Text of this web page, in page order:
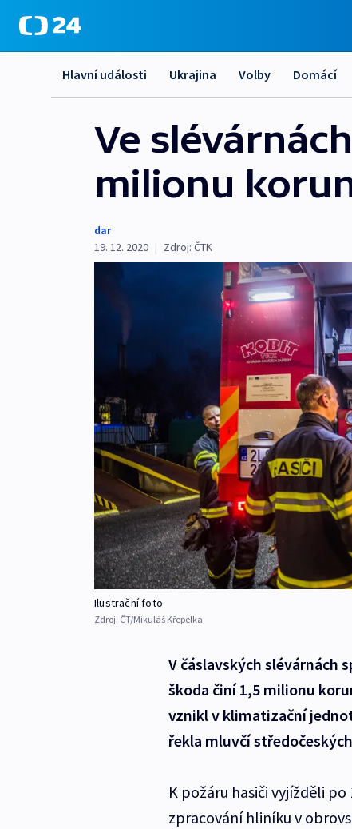
Hlavní události Ukrajina Volby Domácí
Ve
milionu
dar
19. 12. 2020 | Zdroj: ČTK
Ilustrační foto
Zdroj: ČT/Mikuláš Křepelka
V čáslavských slévárnách
škoda činí 1,5 milionu
vznikl v klimatizační
řekla mluvčí
K požáru hasiči vyjížděli
zpracování hliníku v